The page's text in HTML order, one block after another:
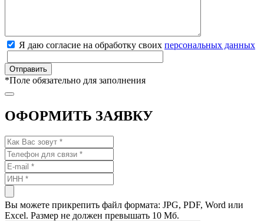
Я даю согласие на обработку своих персональных данных
*Поле обязательно для заполнения
ОФОРМИТЬ ЗАЯВКУ
Вы можете прикрепить файл формата: JPG, PDF, Word или
Excel. Размер не должен превышать 10 Мб.